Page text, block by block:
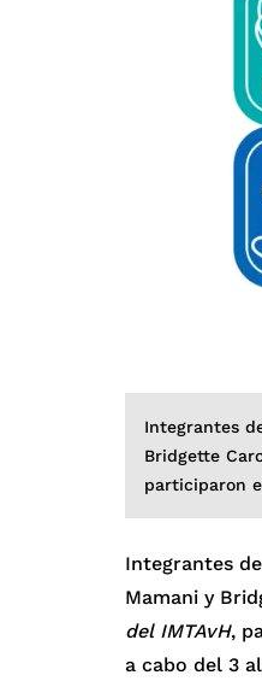
Integrantes
Bridgette
participaron
Integrantes
Mamani y
del IMTAvH,
a cabo del 3